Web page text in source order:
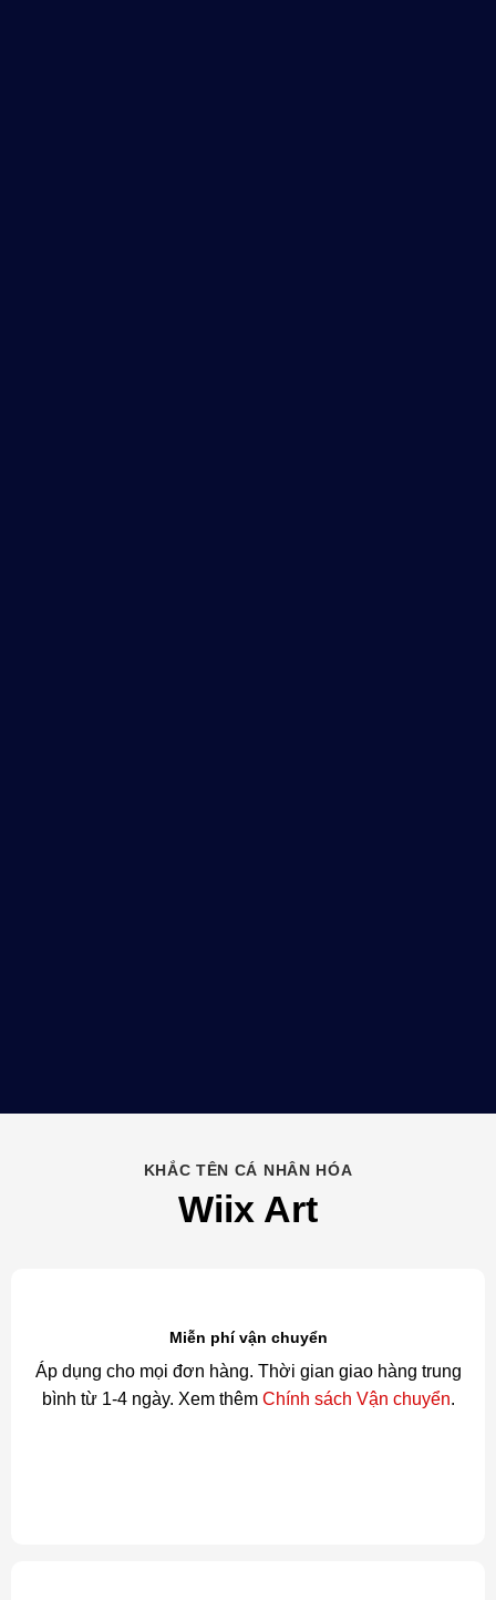
KHẮC TÊN CÁ NHÂN HÓA
Wiix Art
Miễn phí vận chuyển
Áp dụng cho mọi đơn hàng. Thời gian giao hàng trung
bình từ 1-4 ngày. Xem thêm Chính sách Vận chuyển.